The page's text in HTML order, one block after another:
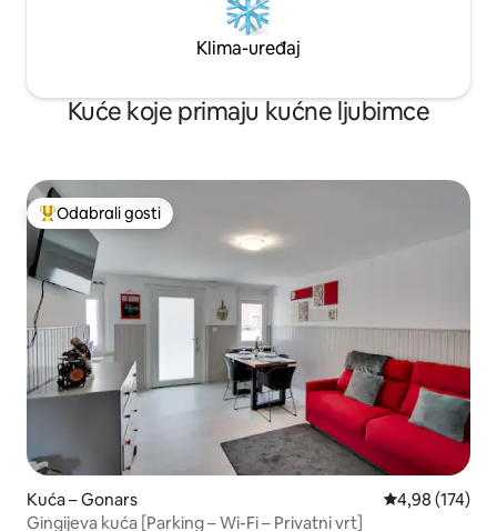
Klima-uređaj
Kuće koje primaju kućne ljubimce
Među najviše rangiranima s oznakom „Odabrali gosti”
Odabrali gosti
Kuća – Gonars Prosječna
4,98 (174)
Gingijeva kuća [Parking – Wi-Fi – Privatni vrt]